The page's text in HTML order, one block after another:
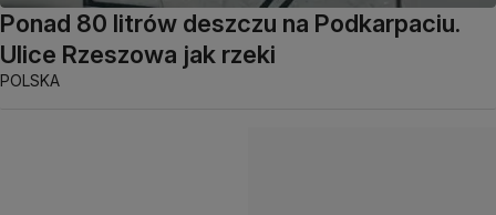
Ponad 80 litrów deszczu na Podkarpaciu.
Ulice Rzeszowa jak rzeki
POLSKA